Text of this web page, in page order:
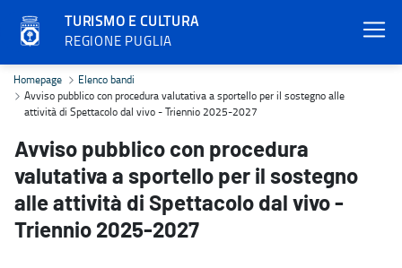
TURISMO E CULTURA
REGIONE PUGLIA
Avviso pubblico con procedura valutativa a sportello per il
Homepage
Elenco bandi
Avviso pubblico con procedura valutativa a sportello per il sostegno alle
attività di Spettacolo dal vivo - Triennio 2025-2027
Avviso pubblico con procedura
valutativa a sportello per il sostegno
alle attività di Spettacolo dal vivo -
Triennio 2025-2027